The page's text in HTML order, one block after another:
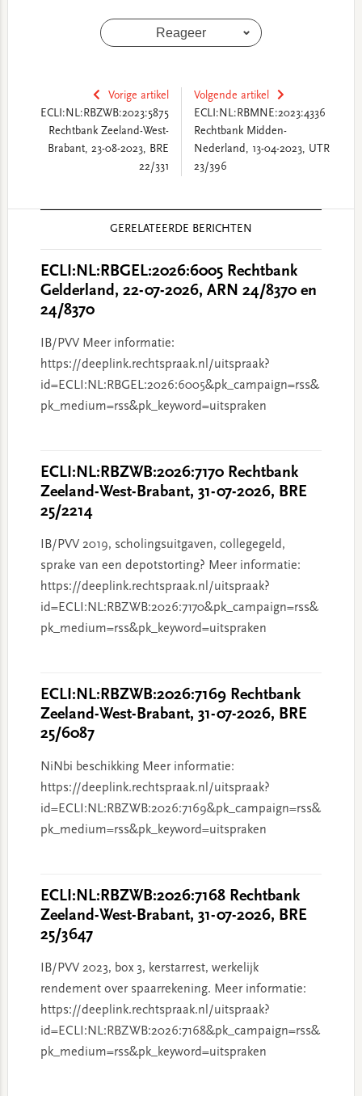
Reageer
Vorige artikel
ECLI:NL:RBZWB:2023:5875
Rechtbank Zeeland-West-
Brabant, 23-08-2023, BRE
22/331
Volgende artikel
ECLI:NL:RBMNE:2023:4336
Rechtbank Midden-
Nederland, 13-04-2023, UTR
23/396
GERELATEERDE BERICHTEN
ECLI:NL:RBGEL:2026:6005 Rechtbank
Gelderland, 22-07-2026, ARN 24/8370 en
24/8370
IB/PVV Meer informatie:
https://deeplink.rechtspraak.nl/uitspraak?
id=ECLI:NL:RBGEL:2026:6005&pk_campaign=rss&
pk_medium=rss&pk_keyword=uitspraken
ECLI:NL:RBZWB:2026:7170 Rechtbank
Zeeland-West-Brabant, 31-07-2026, BRE
25/2214
IB/PVV 2019, scholingsuitgaven, collegegeld,
sprake van een depotstorting? Meer informatie:
https://deeplink.rechtspraak.nl/uitspraak?
id=ECLI:NL:RBZWB:2026:7170&pk_campaign=rss&
pk_medium=rss&pk_keyword=uitspraken
ECLI:NL:RBZWB:2026:7169 Rechtbank
Zeeland-West-Brabant, 31-07-2026, BRE
25/6087
NiNbi beschikking Meer informatie:
https://deeplink.rechtspraak.nl/uitspraak?
id=ECLI:NL:RBZWB:2026:7169&pk_campaign=rss&
pk_medium=rss&pk_keyword=uitspraken
ECLI:NL:RBZWB:2026:7168 Rechtbank
Zeeland-West-Brabant, 31-07-2026, BRE
25/3647
IB/PVV 2023, box 3, kerstarrest, werkelijk
rendement over spaarrekening. Meer informatie:
https://deeplink.rechtspraak.nl/uitspraak?
id=ECLI:NL:RBZWB:2026:7168&pk_campaign=rss&
pk_medium=rss&pk_keyword=uitspraken